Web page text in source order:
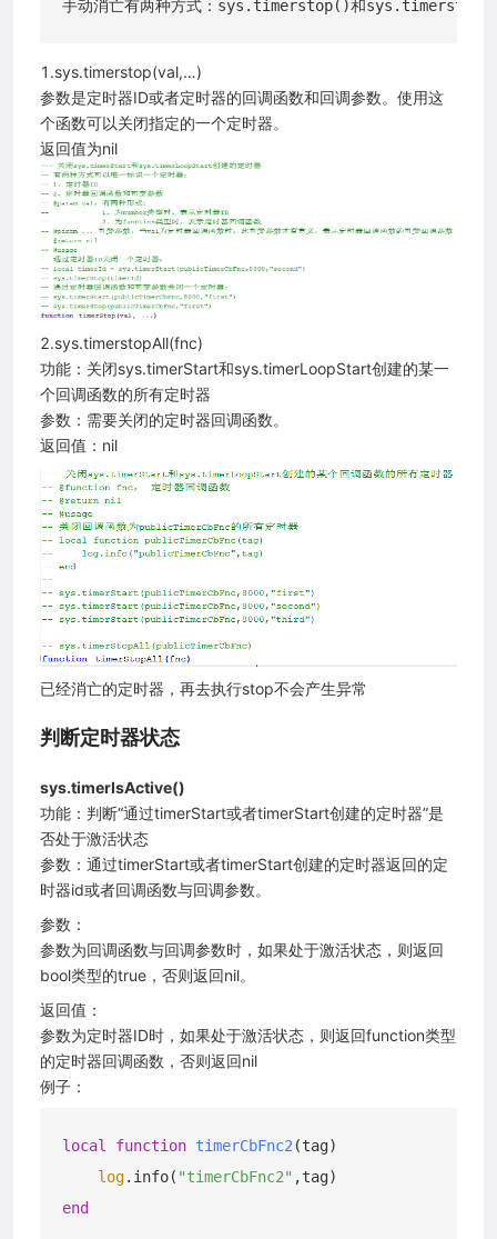
1.sys.timerstop(val,…)
参数是定时器ID或者定时器的回调函数和回调参数。使用这
个函数可以关闭指定的一个定时器。
返回值为nil
2.sys.timerstopAll(fnc)
功能：关闭sys.timerStart和sys.timerLoopStart创建的某一
个回调函数的所有定时器
参数：需要关闭的定时器回调函数。
返回值：nil
已经消亡的定时器，再去执行stop不会产生异常
判断定时器状态
sys.timerIsActive()
功能：判断“通过timerStart或者timerStart创建的定时器”是
否处于激活状态
参数：通过timerStart或者timerStart创建的定时器返回的定
时器id或者回调函数与回调参数。
参数：
参数为回调函数与回调参数时，如果处于激活状态，则返回
bool类型的true，否则返回nil。
返回值：
参数为定时器ID时，如果处于激活状态，则返回function类型
的定时器回调函数，否则返回nil
例子：
local function timerCbFnc2 (tag)
log.info( "timerCbFnc2"
end